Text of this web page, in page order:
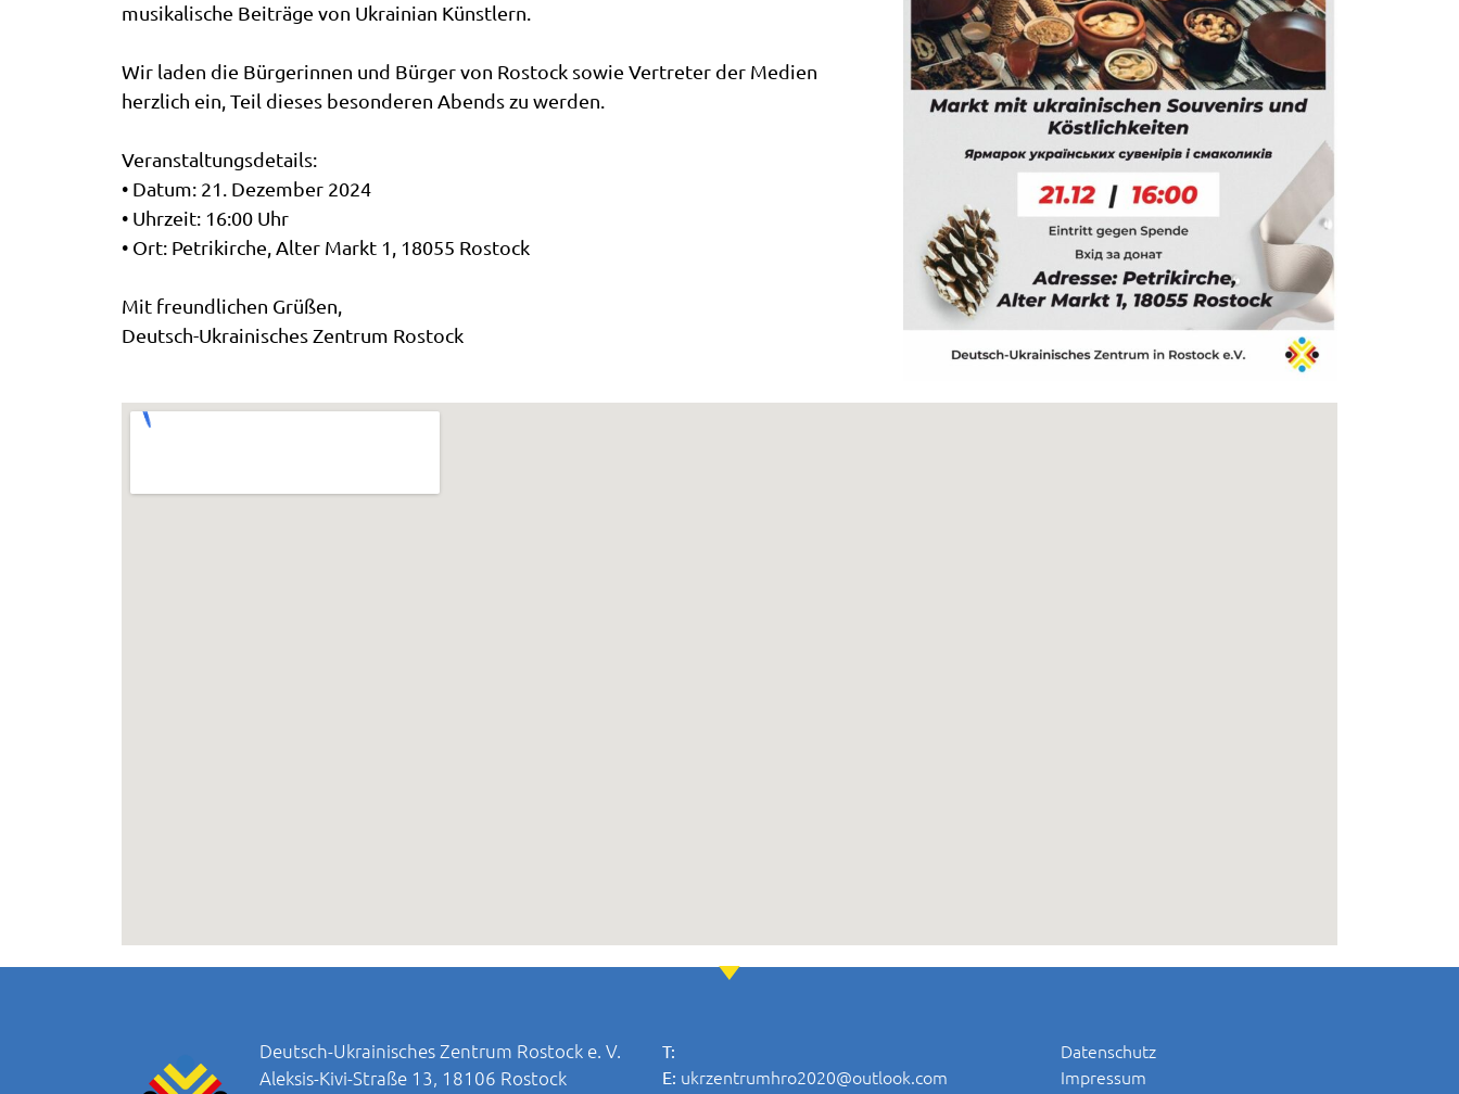
musikalische Beiträge von Ukrainian Künstlern.
Wir laden die Bürgerinnen und Bürger von Rostock sowie Vertreter der Medien
herzlich ein, Teil dieses besonderen Abends zu werden.
Veranstaltungsdetails:
• Datum: 21. Dezember 2024
• Uhrzeit: 16:00 Uhr
• Ort: Petrikirche, Alter Markt 1, 18055 Rostock
Mit freundlichen Grüßen,
Deutsch-Ukrainisches Zentrum Rostock
Deutsch-Ukrainisches Zentrum Rostock e. V.
Aleksis-Kivi-Straße 13, 18106 Rostock
T:
E: ukrzentrumhro2020@outlook.com
Datenschutz
Impressum